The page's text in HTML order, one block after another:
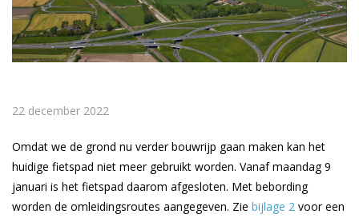
22 december 2022
Omdat we de grond nu verder bouwrijp gaan maken kan het
huidige fietspad niet meer gebruikt worden. Vanaf maandag 9
januari is het fietspad daarom afgesloten. Met bebording
worden de omleidingsroutes aangegeven. Zie bijlage 2 voor een